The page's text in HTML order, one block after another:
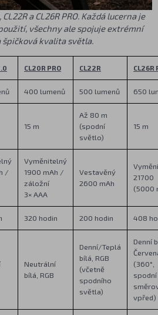
CL22R a CL26R PRO. Každá lucerna je
všechny ale spojuje extrémní
špičková kvalita světla.
CL20R PRO CL22R CL26R
400 lumenů 500 lumenů 650
15 m
Až 80 m
(spodní
světlo)
15 m
/
Vyměnitelný
1900 mAh /
záložní
3× AAA
Vestavěný
2600 mAh
21700
(5000
320 hodin 200 hodin 408
Neutrální
bílá, RGB
Denní/Teplá
bílá, RGB
(včetně
spodního
světla)
Denní
(360°,
spodní
vpřed)